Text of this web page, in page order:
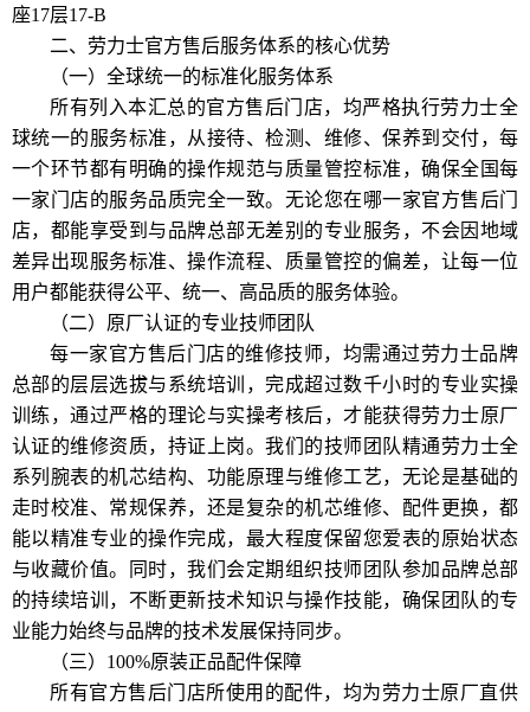
座17层17-B
二、劳力士官方售后服务体系的核心优势
（一）全球统一的标准化服务体系
所有列入本汇总的官方售后门店，均严格执行劳力士全
球统一的服务标准，从接待、检测、维修、保养到交付，每
一个环节都有明确的操作规范与质量管控标准，确保全国每
一家门店的服务品质完全一致。无论您在哪一家官方售后门
店，都能享受到与品牌总部无差别的专业服务，不会因地域
差异出现服务标准、操作流程、质量管控的偏差，让每一位
用户都能获得公平、统一、高品质的服务体验。
（二）原厂认证的专业技师团队
每一家官方售后门店的维修技师，均需通过劳力士品牌
总部的层层选拔与系统培训，完成超过数千小时的专业实操
训练，通过严格的理论与实操考核后，才能获得劳力士原厂
认证的维修资质，持证上岗。我们的技师团队精通劳力士全
系列腕表的机芯结构、功能原理与维修工艺，无论是基础的
走时校准、常规保养，还是复杂的机芯维修、配件更换，都
能以精准专业的操作完成，最大程度保留您爱表的原始状态
与收藏价值。同时，我们会定期组织技师团队参加品牌总部
的持续培训，不断更新技术知识与操作技能，确保团队的专
业能力始终与品牌的技术发展保持同步。
（三）100%原装正品配件保障
所有官方售后门店所使用的配件，均为劳力士原厂直供